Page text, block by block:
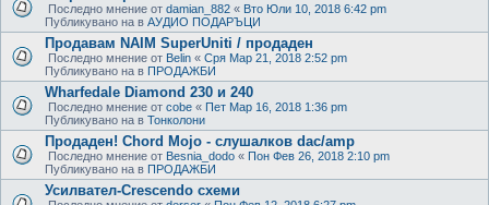
Последно мнение от damian_882 « Вто Юли 10, 2018 6:42 pm
Публикувано на в АУДИО ПОДАРЪЦИ
Продавам NAIM SuperUniti / продаден
Последно мнение от Belin « Сря Мар 21, 2018 2:52 pm
Публикувано на в ПРОДАЖБИ
Wharfedale Diamond 230 и 240
Последно мнение от cobe « Пет Мар 16, 2018 1:36 pm
Публикувано на в Тонколони
Продаден! Chord Mojo - слушалков dac/amp
Последно мнение от Besnia_dodo « Пон Фев 26, 2018 2:10 pm
Публикувано на в ПРОДАЖБИ
Усилвател-Crescendo схеми